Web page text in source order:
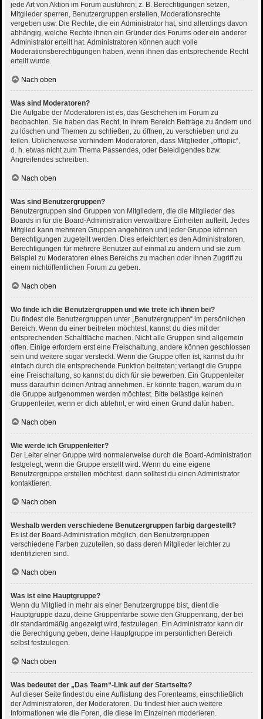
jede Art von Aktion im Forum ausführen; z. B. Berechtigungen setzen,
Mitglieder sperren, Benutzergruppen erstellen, Moderationsrechte
vergeben usw. Die Rechte, die ein Administrator hat, sind allerdings davon
abhängig, welche Rechte ihnen ein Gründer des Forums oder ein anderer
Administrator erteilt hat. Administratoren können auch volle
Moderationsberechtigungen haben, wenn ihnen das entsprechende Recht
erteilt wurde.
Nach oben
Was sind Moderatoren?
Die Aufgabe der Moderatoren ist es, das Geschehen im Forum zu
beobachten. Sie haben das Recht, in ihrem Bereich Beiträge zu ändern und
zu löschen und Themen zu schließen, zu öffnen, zu verschieben und zu
teilen. Üblicherweise verhindern Moderatoren, dass Mitglieder „offtopic“,
d. h. etwas nicht zum Thema Passendes, oder Beleidigendes bzw.
Angreifendes schreiben.
Nach oben
Was sind Benutzergruppen?
Benutzergruppen sind Gruppen von Mitgliedern, die die Mitglieder des
Boards in für die Board-Administration verwaltbare Einheiten aufteilt. Jedes
Mitglied kann mehreren Gruppen angehören und jeder Gruppe können
Berechtigungen zugeteilt werden. Dies erleichtert es den Administratoren,
Berechtigungen für mehrere Benutzer auf einmal zu ändern und sie zum
Beispiel zu Moderatoren eines Bereichs zu machen oder ihnen Zugriff zu
einem nichtöffentlichen Forum zu geben.
Nach oben
Wo finde ich die Benutzergruppen und wie trete ich ihnen bei?
Du findest die Benutzergruppen unter „Benutzergruppen“ im persönlichen
Bereich. Wenn du einer beitreten möchtest, kannst du dies mit der
entsprechenden Schaltfläche machen. Nicht alle Gruppen sind allgemein
offen. Einige erfordern erst eine Freischaltung, andere können geschlossen
sein und weitere sogar versteckt. Wenn die Gruppe offen ist, kannst du ihr
einfach durch die entsprechende Funktion beitreten; verlangt die Gruppe
eine Freischaltung, so kannst du dich für sie bewerben. Ein Gruppenleiter
muss daraufhin deinen Antrag annehmen. Er könnte fragen, warum du in
die Gruppe aufgenommen werden möchtest. Bitte belästige keinen
Gruppenleiter, wenn er dich ablehnt, er wird einen Grund dafür haben.
Nach oben
Wie werde ich Gruppenleiter?
Der Leiter einer Gruppe wird normalerweise durch die Board-Administration
festgelegt, wenn die Gruppe erstellt wird. Wenn du eine eigene
Benutzergruppe erstellen möchtest, dann solltest du einen Administrator
kontaktieren.
Nach oben
Weshalb werden verschiedene Benutzergruppen farbig dargestellt?
Es ist der Board-Administration möglich, den Benutzergruppen
verschiedene Farben zuzuteilen, so dass deren Mitglieder leichter zu
identifizieren sind.
Nach oben
Was ist eine Hauptgruppe?
Wenn du Mitglied in mehr als einer Benutzergruppe bist, dient die
Hauptgruppe dazu, deine Gruppenfarbe sowie den Gruppenrang, der bei
dir standardmäßig angezeigt wird, festzulegen. Ein Administrator kann dir
die Berechtigung geben, deine Hauptgruppe im persönlichen Bereich
selbst festzulegen.
Nach oben
Was bedeutet der „Das Team“-Link auf der Startseite?
Auf dieser Seite findest du eine Auflistung des Forenteams, einschließlich
der Administratoren, der Moderatoren. Du findest hier auch weitere
Informationen wie die Foren, die diese im Einzelnen moderieren.